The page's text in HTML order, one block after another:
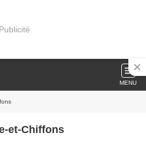
Publicité
MENU
et-Chiffons